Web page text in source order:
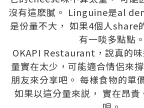
沒有這麽膩。 Linguine是al
是份量不大， 如果4個人share
有一啖多點點。
OKAPI Restaurant，說真的
量實在太少，可能適合情侶來
朋友來分享吧。 每樣食物的單
如果以這分量來説， 實在昂貴